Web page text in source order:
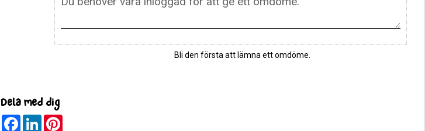
Bli den första att lämna ett omdöme.
Dela med dig
F
L